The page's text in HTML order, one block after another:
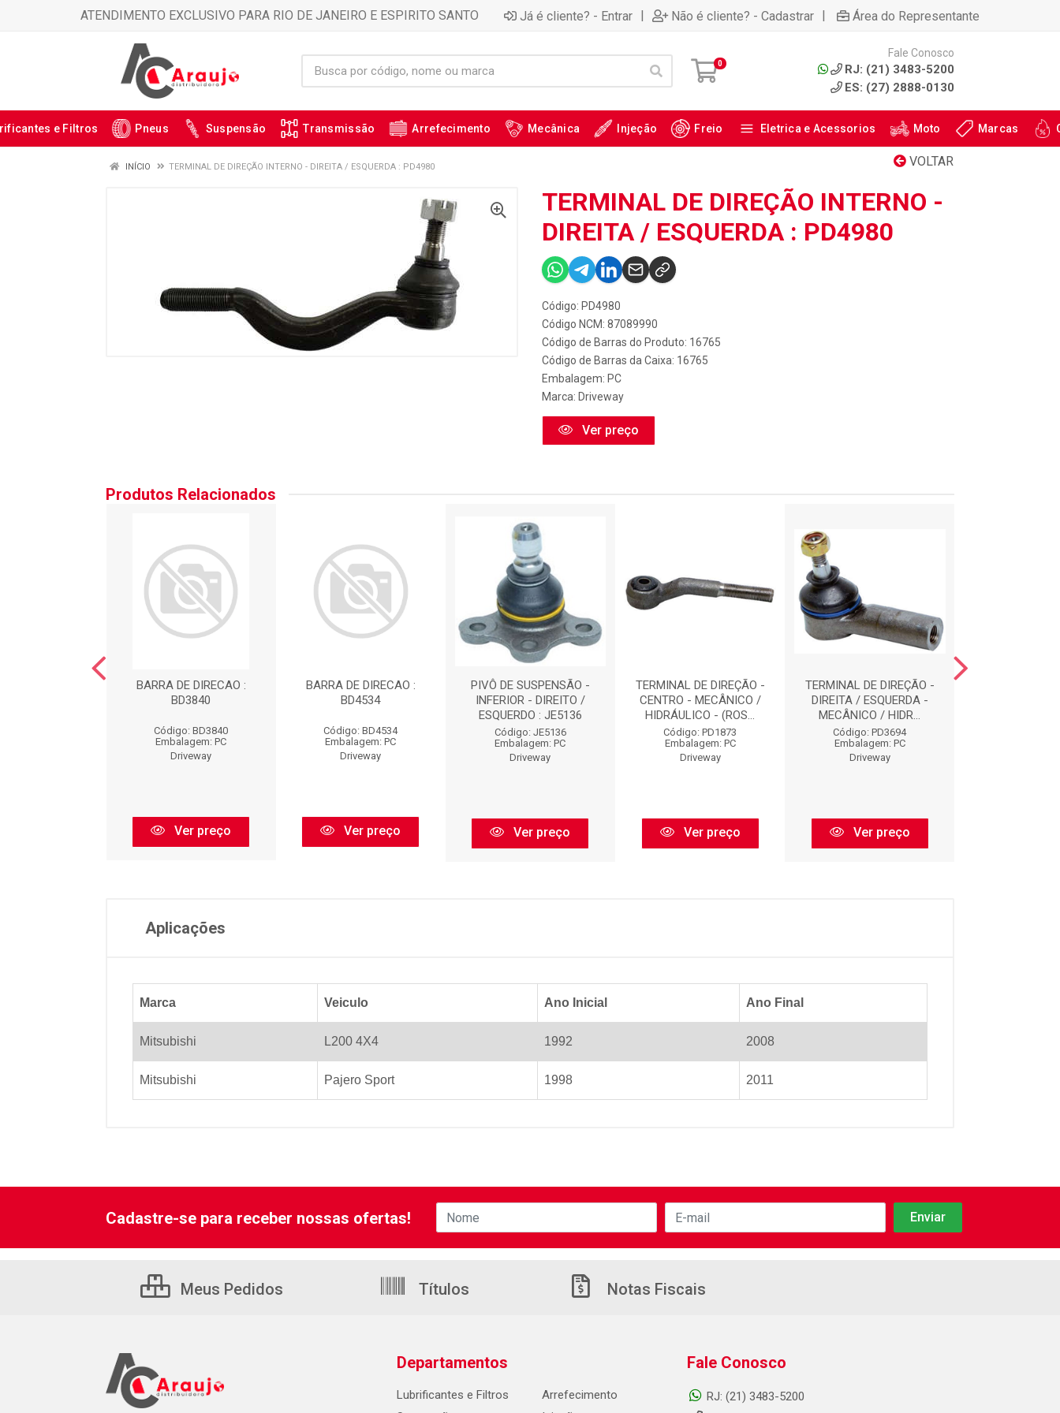
ATENDIMENTO EXCLUSIVO PARA RIO DE JANEIRO E ESPIRITO SANTO Já é cliente? - Entrar | Não é cliente? - Cadastrar | Área do Representante
0
Fale Conosco
RJ: (21) 3483-5200
ES: (27) 2888-0130
e Filtros Pneus Suspensão Transmissão Arrefecimento Mecânica Injeção Freio Eletrica e Acessorios Moto Marcas
VOLTAR
INÍCIO TERMINAL DE DIREÇÃO INTERNO - DIREITA / ESQUERDA : PD4980
TERMINAL DE DIREÇÃO INTERNO -
DIREITA / ESQUERDA : PD4980
Código: PD4980
Código NCM: 87089990
Código de Barras do Produto: 16765
Código de Barras da Caixa: 16765
Embalagem: PC
Marca: Driveway
Ver preço
Produtos Relacionados
BARRA DE DIRECAO :
BD3840
Código: BD3840
Embalagem: PC
Driveway
Ver preço
BARRA DE DIRECAO :
BD4534
Código: BD4534
Embalagem: PC
Driveway
Ver preço
PIVÔ DE SUSPENSÃO -
INFERIOR - DIREITO /
ESQUERDO : JE5136
Código: JE5136
Embalagem: PC
Driveway
Ver preço
TERMINAL DE DIREÇÃO -
CENTRO - MECÂNICO /
HIDRÁULICO - (ROS...
Código: PD1873
Embalagem: PC
Driveway
Ver preço
TERMINAL DE DIREÇÃO -
DIREITA / ESQUERDA -
MECÂNICO / HIDR...
Código: PD3694
Embalagem: PC
Driveway
Ver preço
Aplicações
Marca Veiculo Ano Inicial Ano Final
Mitsubishi L200 4X4 1992 2008
Mitsubishi Pajero Sport 1998 2011
Cadastre-se para receber nossas ofertas!
Meus Pedidos Títulos Notas Fiscais
Departamentos
Lubrificantes e Filtros
Arrefecimento
Fale Conosco
RJ: (21) 3483-5200